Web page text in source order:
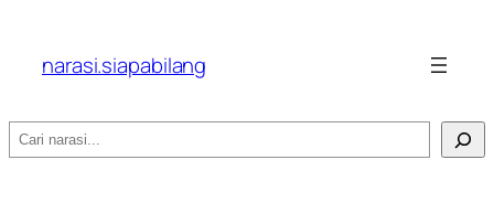
narasi.siapabilang
Search